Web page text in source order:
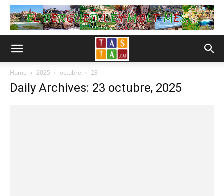
Home 2025 octubre 23
Daily Archives: 23 octubre, 2025